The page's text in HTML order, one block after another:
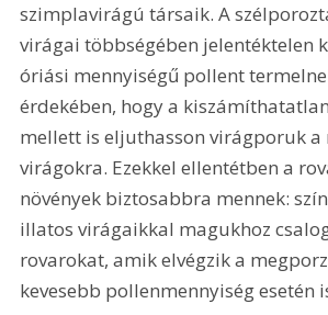
szimplavirágú társaik. A
virágai többségében jelentéktelen
óriási mennyiségű pollent
érdekében, hogy a
mellett is eljuthasson virágporuk a
virágokra. Ezekkel ellentétben a
növények biztosabbra mennek:
illatos virágaikkal magukhoz
rovarokat, amik elvégzik a
kevesebb pollenmennyiség esetén